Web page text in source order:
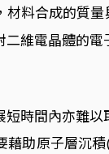
材料合成的質
二維電晶體的
短時間內亦難
藉助原子層沉